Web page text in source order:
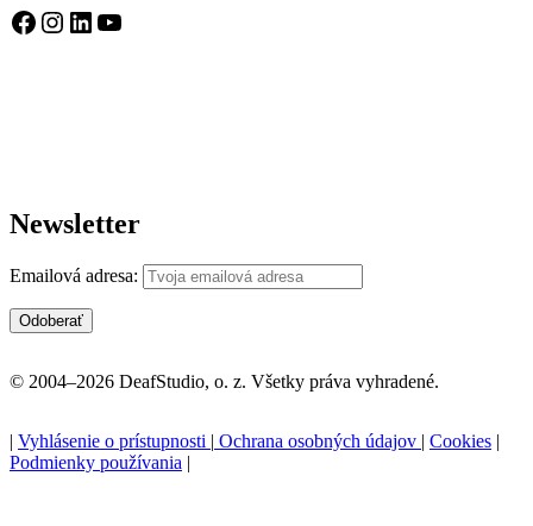
Facebook Instagram LinkedIn YouTube
Newsletter
Emailová adresa:
© 2004–2026 DeafStudio, o. z. Všetky práva vyhradené.
| Vyhlásenie o prístupnosti | Ochrana osobných údajov | Cookies |
Podmienky používania |